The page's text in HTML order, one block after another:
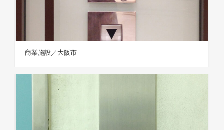
商業施設／大阪市